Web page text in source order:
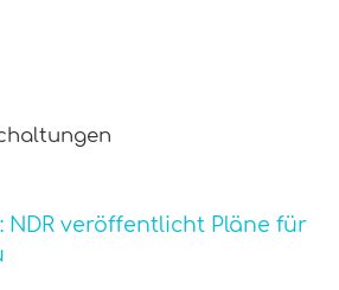
NDR veröffentlicht Pläne für